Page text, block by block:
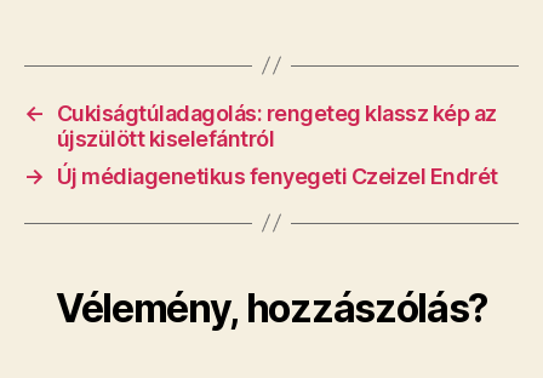
←
Cukiságtúladagolás: rengeteg klassz kép az
újszülött kiselefántról
→
Új médiagenetikus fenyegeti Czeizel Endrét
Vélemény, hozzászólás?